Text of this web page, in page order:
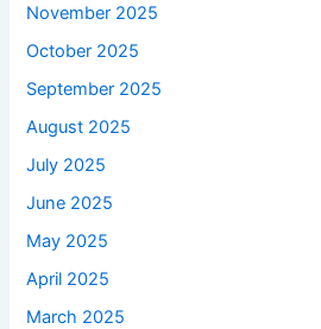
November 2025
October 2025
September 2025
August 2025
July 2025
June 2025
May 2025
April 2025
March 2025